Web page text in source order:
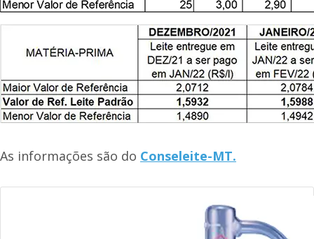
As informações são do Conseleite-MT.